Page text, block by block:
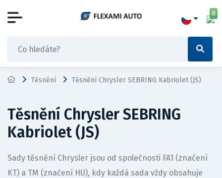
0
Těsnění Těsnění Chrysler SEBRING Kabriolet (JS)
Těsnění Chrysler SEBRING
Kabriolet (JS)
Sady těsnění Chrysler jsou od společnosti FA1 (značení
KT) a TM (značení HU), kdy každá sada vždy obsahuje